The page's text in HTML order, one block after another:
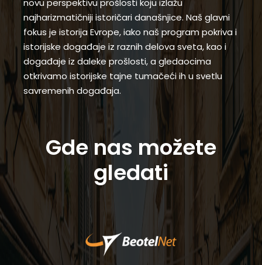
novu perspektivu prošlosti koju izlažu
najharizmatičniji istoričari današnjice. Naš glavni
fokus je istorija Evrope, iako naš program pokriva i
istorijske događaje iz raznih delova sveta, kao i
događaje iz daleke prošlosti, a gledaocima
otkrivamo istorijske tajne tumačeći ih u svetlu
savremenih događaja.
Gde nas možete
gledati